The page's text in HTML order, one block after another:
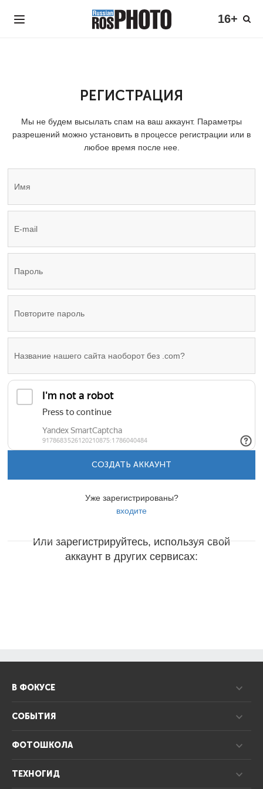
16+
РЕГИСТРАЦИЯ
Мы не будем высылать спам на ваш аккаунт. Параметры
разрешений можно установить в процессе регистрации или в
любое время после нее.
СОЗДАТЬ АККАУНТ
Уже зарегистрированы?
входите
Или зарегистрируйтесь, используя свой
аккаунт в других сервисах:
В ФОКУСЕ
СОБЫТИЯ
ФОТОШКОЛА
ТЕХНОГИД